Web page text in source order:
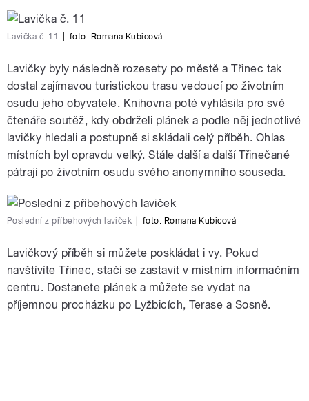
Lavička č. 11 foto: Romana Kubicová
Lavičky byly následně rozesety po městě a Třinec tak
dostal zajímavou turistickou trasu vedoucí po životním
osudu jeho obyvatele. Knihovna poté vyhlásila pro své
čtenáře soutěž, kdy obdrželi plánek a podle něj jednotlivé
lavičky hledali a postupně si skládali celý příběh. Ohlas
místních byl opravdu velký. Stále další a další Třinečané
pátrají po životním osudu svého anonymního souseda.
Poslední z příbehových laviček foto: Romana Kubicová
Lavičkový příběh si můžete poskládat i vy. Pokud
navštívíte Třinec, stačí se zastavit v místním informačním
centru. Dostanete plánek a můžete se vydat na
příjemnou procházku po Lyžbicích, Terase a Sosně.